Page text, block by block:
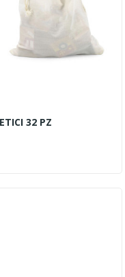
32 PZ